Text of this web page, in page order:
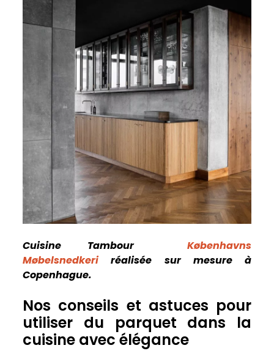
Cuisine Tambour Københavns
Møbelsnedkeri
réalisée sur mesure à
Copenhague.
Nos conseils et astuces pour
utiliser du parquet dans la
cuisine avec élégance